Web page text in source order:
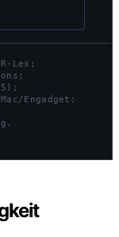
Lex;
Engadget;